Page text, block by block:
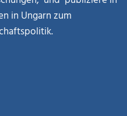
in Ungarn zum